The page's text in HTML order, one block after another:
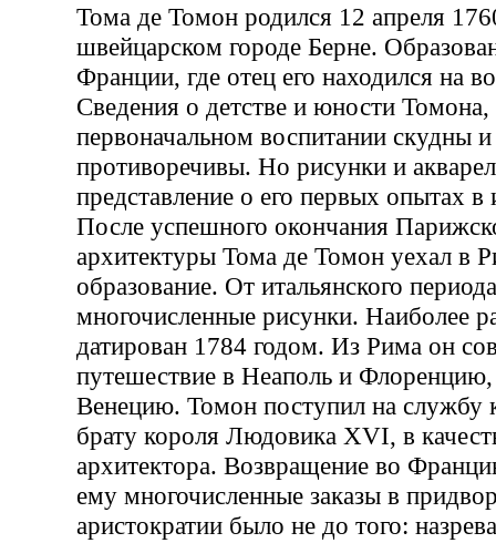
Тома де Томон родился 12 апреля
швейцарском городе Берне.
Франции, где отец его находился на
Сведения о детстве и юности Томона,
первоначальном воспитании скудны
противоречивы. Но рисунки и
представление о его первых опытах в
После успешного окончания
архитектуры Тома де Томон уехал в
образование. От итальянского
многочисленные рисунки. Наиболее
датирован 1784 годом. Из Рима он
путешествие в Неаполь и Флоренцию,
Венецию. Томон поступил на службу
брату короля Людовика XVI, в
архитектора. Возвращение во
ему многочисленные заказы в
аристократии было не до того: